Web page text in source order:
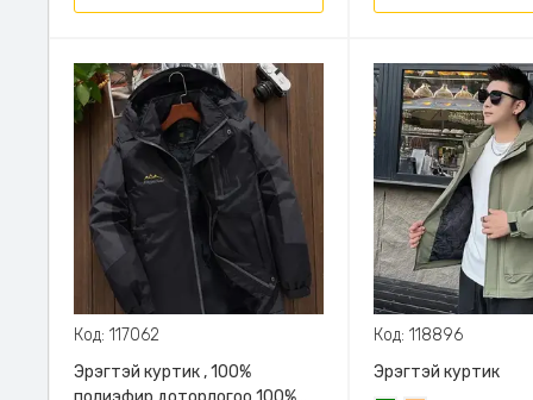
Код: 117062
Эрэгтэй куртик , 100%
Код: 118896
Эрэгтэй куртик